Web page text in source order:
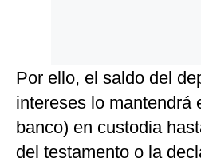
Por ello, el saldo del
intereses lo mantendrá
banco) en custodia
del testamento o la